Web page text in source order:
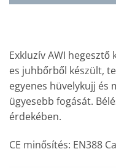
Exkluzív AWI
es juhbőrből készült,
egyenes hüvelykujj
ügyesebb fogását.
érdekében.
CE minősítés: EN388